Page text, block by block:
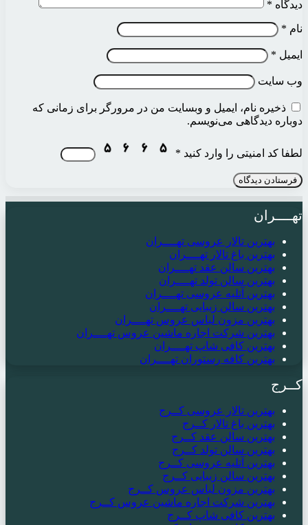
دیدگاه *
نام *
ایمیل *
وب‌ سایت
ذخیره نام، ایمیل و وبسایت من در مرورگر برای زمانی که
دوباره دیدگاهی می‌نویسم.
لطفا کد امنیتی را وارد کنید *
تهــــران
بهترین تالار عروسی تهــــران
بهترین باغ تالار تهــــران
بهترین سالن عقد تهــــران
بهترین سالن تولد تهــــران
بهترین آتلیه عروسی تهــــران
بهترین سالن زیبایی تهــــران
بهترین مزون لباس عروس تهــــران
بهترین شرکت اجاره ماشین عروس تهــــران
بهترین کافی شاپ تهــــران
بهترین کافه رستوران تهــــران
کــرج
بهترین تالار عروسی کــرج
بهترین باغ تالار کــرج
بهترین سالن عقد کــرج
بهترین سالن تولد کــرج
بهترین آتلیه عروسی کــرج
بهترین سالن زیبایی کــرج
بهترین مزون لباس عروس کــرج
بهترین شرکت اجاره ماشین عروس کــرج
بهترین کافی شاپ کــرج